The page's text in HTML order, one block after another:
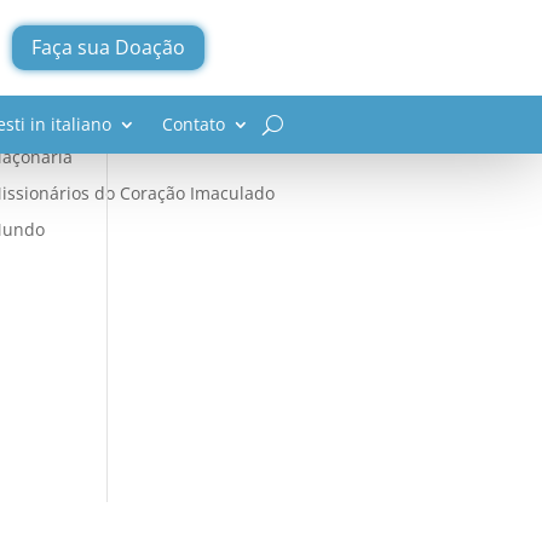
Faça sua Doação
in italiano Contato
Católica
do Coração Imaculado